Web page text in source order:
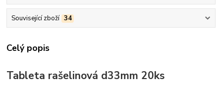
Související zboží 34
Celý popis
Tableta rašelinová d33mm 20ks